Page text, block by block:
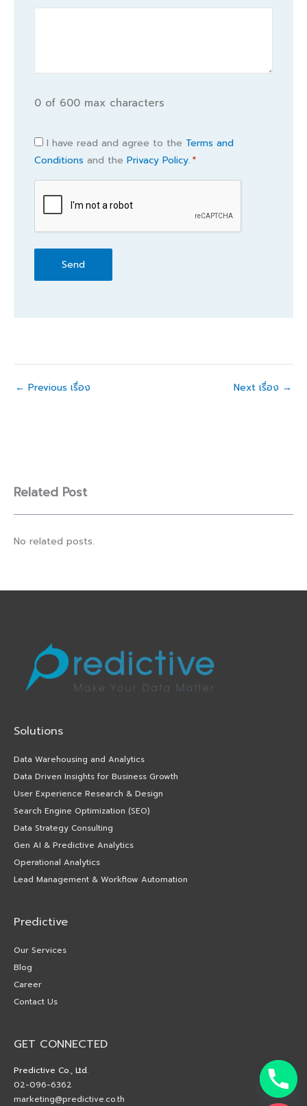
0 of 600 max characters
Consent
*
I have read and agree to the Terms and
Conditions and the Privacy Policy. *
← Previous เรื่อง Next เรื่อง →
Related Post
No related posts.
Solutions
Data Warehousing and Analytics
Data Driven Insights for Business Growth
User Experience Research & Design
Search Engine Optimization (SEO)
Data Strategy Consulting
Gen AI & Predictive Analytics
Operational Analytics
Lead Management & Workflow Automation
Predictive
Our Services
Blog
Career
Contact Us
GET CONNECTED
Predictive Co., Ltd.
02-096-6362
marketing@predictive.co.th